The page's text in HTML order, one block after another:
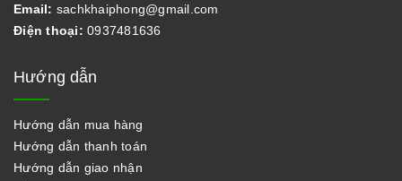
Email: sachkhaiphong@gmail.com
Điện thoại: 0937481636
Hướng dẫn
Hướng dẫn mua hàng
Hướng dẫn thanh toán
Hướng dẫn giao nhận